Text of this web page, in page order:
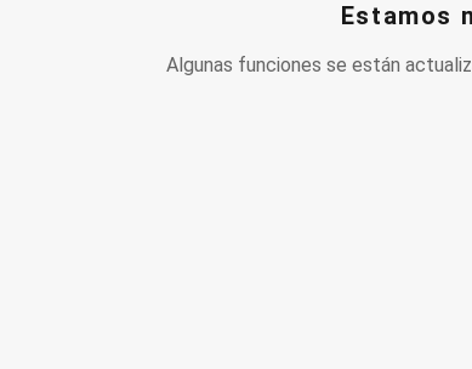
Estamos
Algunas funciones se están